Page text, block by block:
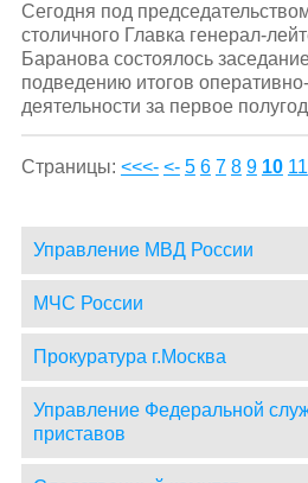
Сегодня под
столичного Главка генерал-
Баранова состоялось
подведению итогов
деятельности за первое
Страницы: <<<- <- 5 6 7 8 9 10 11
Управление МВД России
МЧС России
Прокуратура г.Москва
Управление Федеральной
приставов